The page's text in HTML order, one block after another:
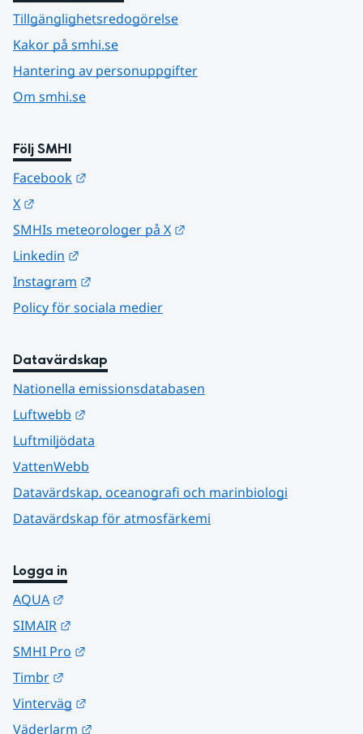
Tillgänglighetsredogörelse
Kakor på smhi.se
Hantering av personuppgifter
Om smhi.se
Följ SMHI
Facebook
X
SMHIs meteorologer på X
Linkedin
Instagram
Policy för sociala medier
Datavärdskap
Nationella emissionsdatabasen
Luftwebb
Luftmiljödata
VattenWebb
Datavärdskap, oceanografi och marinbiologi
Datavärdskap för atmosfärkemi
Logga in
AQUA
SIMAIR
SMHI Pro
Timbr
Vinterväg
Väderlarm